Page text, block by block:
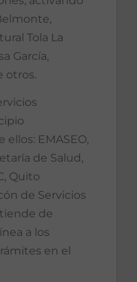
Tola La
García,
otros.
EMASEO,
de Salud,
Quito
de Servicios
de
a los
en el